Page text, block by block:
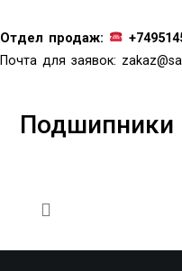
к
содержимому
Отдел продаж:
Почта для заявок:
Подшипники